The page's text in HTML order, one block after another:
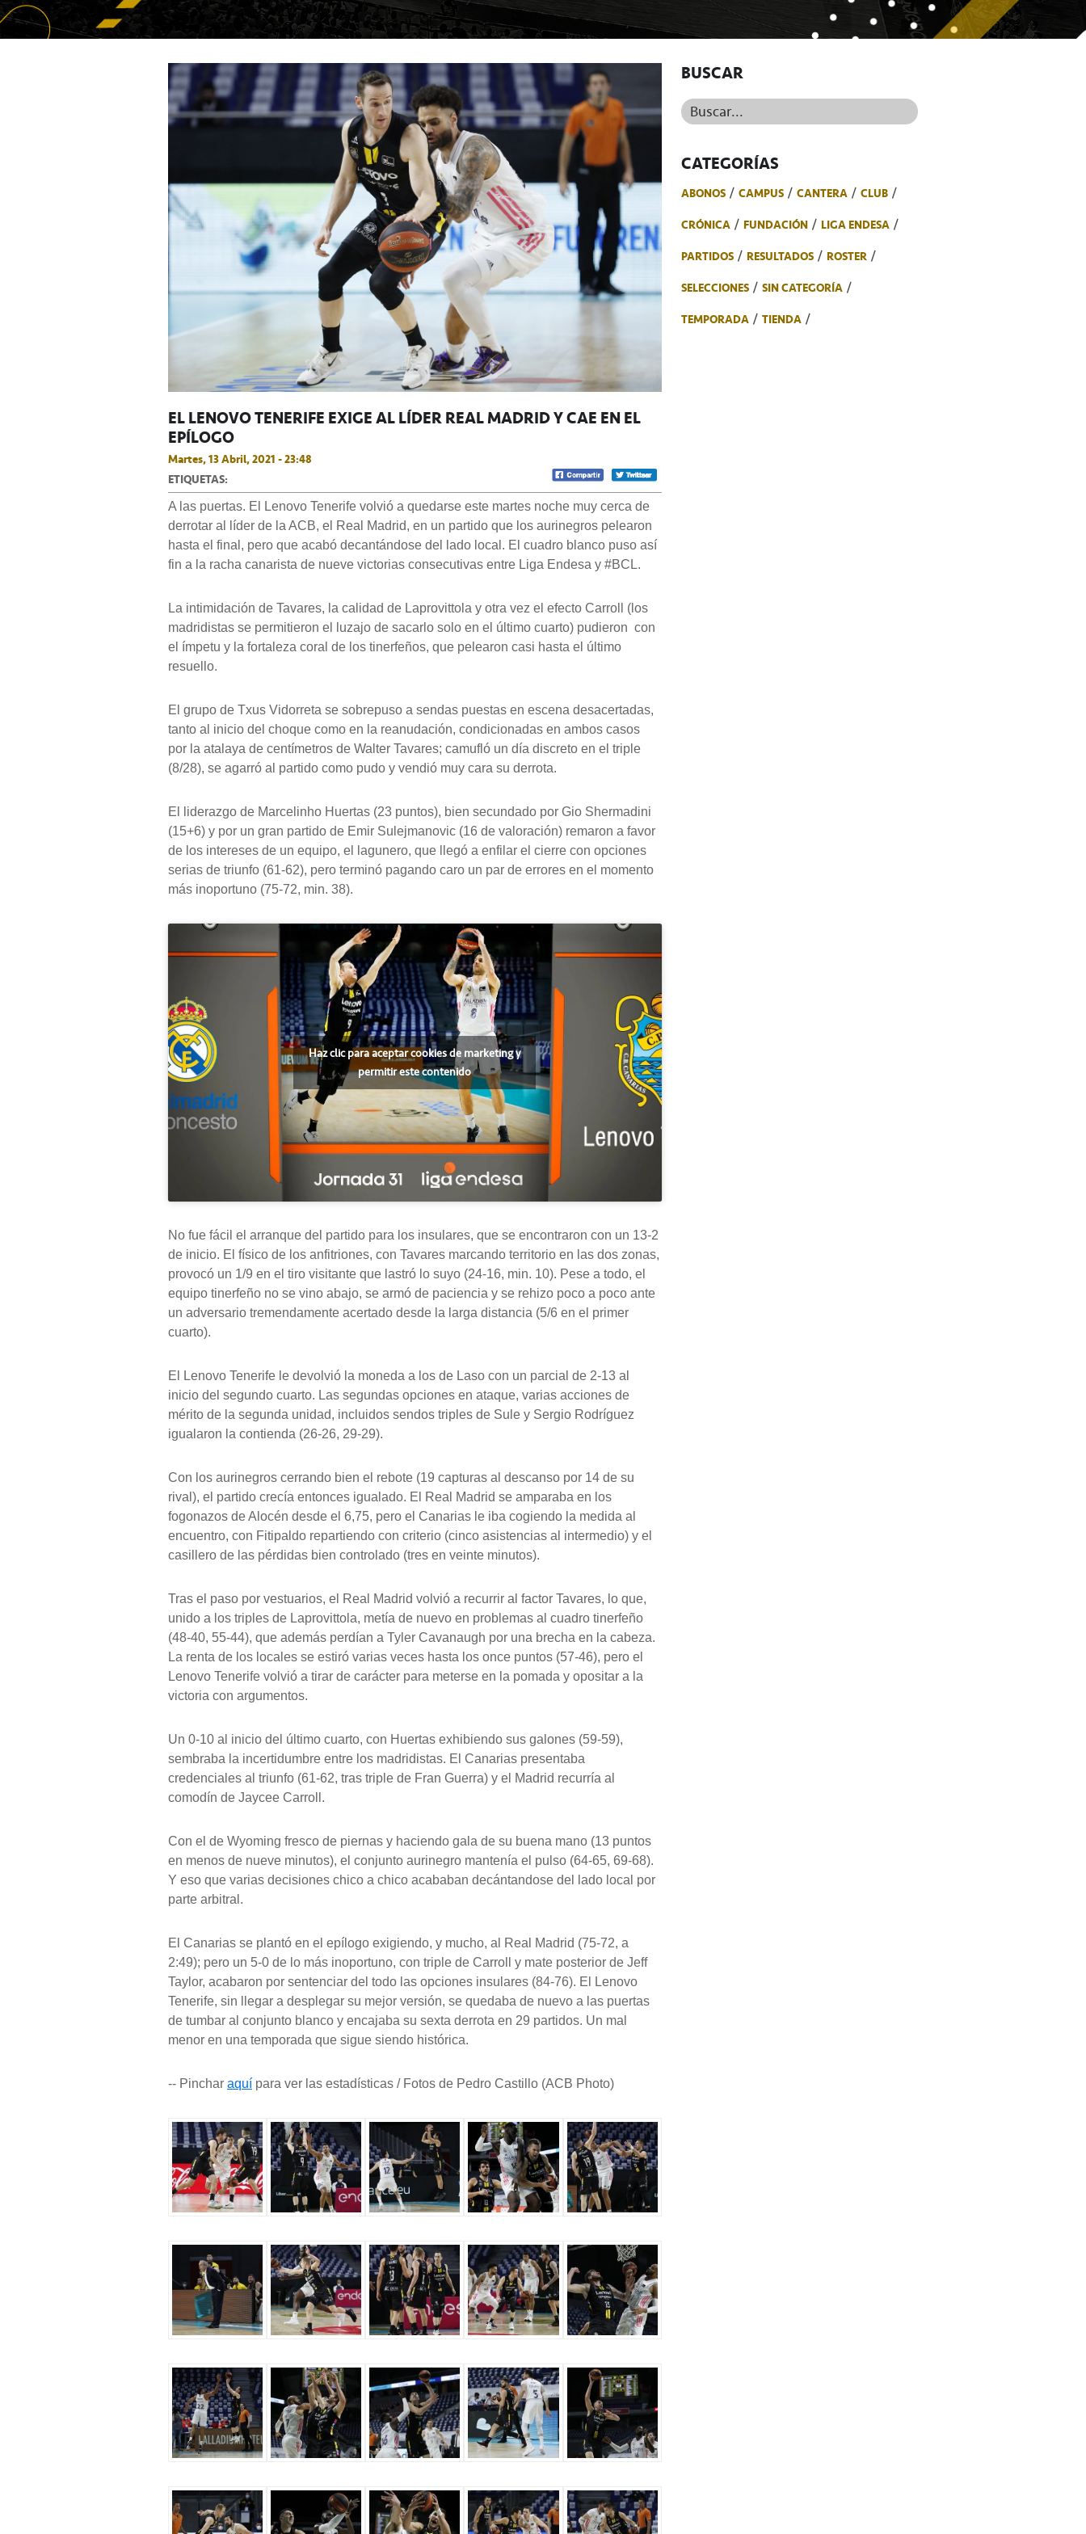
EL LENOVO TENERIFE EXIGE AL LÍDER REAL MADRID Y CAE EN EL
EPÍLOGO
Martes, 13 Abril, 2021 - 23:48
ETIQUETAS:
A las puertas. El Lenovo Tenerife volvió a quedarse este martes noche muy cerca de
derrotar al líder de la ACB, el Real Madrid, en un partido que los aurinegros pelearon
hasta el final, pero que acabó decantándose del lado local. El cuadro blanco puso así
fin a la racha canarista de nueve victorias consecutivas entre Liga Endesa y #BCL.
La intimidación de Tavares, la calidad de Laprovittola y otra vez el efecto Carroll (los
madridistas se permitieron el luzajo de sacarlo solo en el último cuarto) pudieron con
el ímpetu y la fortaleza coral de los tinerfeños, que pelearon casi hasta el último
resuello.
El grupo de Txus Vidorreta se sobrepuso a sendas puestas en escena desacertadas,
tanto al inicio del choque como en la reanudación, condicionadas en ambos casos
por la atalaya de centímetros de Walter Tavares; camufló un día discreto en el triple
(8/28), se agarró al partido como pudo y vendió muy cara su derrota.
El liderazgo de Marcelinho Huertas (23 puntos), bien secundado por Gio Shermadini
(15+6) y por un gran partido de Emir Sulejmanovic (16 de valoración) remaron a favor
de los intereses de un equipo, el lagunero, que llegó a enfilar el cierre con opciones
serias de triunfo (61-62), pero terminó pagando caro un par de errores en el momento
más inoportuno (75-72, min. 38).
Haz clic para aceptar cookies de marketing y
permitir este contenido
No fue fácil el arranque del partido para los insulares, que se encontraron con un 13-2
de inicio. El físico de los anfitriones, con Tavares marcando territorio en las dos zonas,
provocó un 1/9 en el tiro visitante que lastró lo suyo (24-16, min. 10). Pese a todo, el
equipo tinerfeño no se vino abajo, se armó de paciencia y se rehizo poco a poco ante
un adversario tremendamente acertado desde la larga distancia (5/6 en el primer
cuarto).
El Lenovo Tenerife le devolvió la moneda a los de Laso con un parcial de 2-13 al
inicio del segundo cuarto. Las segundas opciones en ataque, varias acciones de
mérito de la segunda unidad, incluidos sendos triples de Sule y Sergio Rodríguez
igualaron la contienda (26-26, 29-29).
Con los aurinegros cerrando bien el rebote (19 capturas al descanso por 14 de su
rival), el partido crecía entonces igualado. El Real Madrid se amparaba en los
fogonazos de Alocén desde el 6,75, pero el Canarias le iba cogiendo la medida al
encuentro, con Fitipaldo repartiendo con criterio (cinco asistencias al intermedio) y el
casillero de las pérdidas bien controlado (tres en veinte minutos).
Tras el paso por vestuarios, el Real Madrid volvió a recurrir al factor Tavares, lo que,
unido a los triples de Laprovittola, metía de nuevo en problemas al cuadro tinerfeño
(48-40, 55-44), que además perdían a Tyler Cavanaugh por una brecha en la cabeza.
La renta de los locales se estiró varias veces hasta los once puntos (57-46), pero el
Lenovo Tenerife volvió a tirar de carácter para meterse en la pomada y opositar a la
victoria con argumentos.
Un 0-10 al inicio del último cuarto, con Huertas exhibiendo sus galones (59-59),
sembraba la incertidumbre entre los madridistas. El Canarias presentaba
credenciales al triunfo (61-62, tras triple de Fran Guerra) y el Madrid recurría al
comodín de Jaycee Carroll.
Con el de Wyoming fresco de piernas y haciendo gala de su buena mano (13 puntos
en menos de nueve minutos), el conjunto aurinegro mantenía el pulso (64-65, 69-68).
Y eso que varias decisiones chico a chico acababan decántandose del lado local por
parte arbitral.
El Canarias se plantó en el epílogo exigiendo, y mucho, al Real Madrid (75-72, a
2:49); pero un 5-0 de lo más inoportuno, con triple de Carroll y mate posterior de Jeff
Taylor, acabaron por sentenciar del todo las opciones insulares (84-76). El Lenovo
Tenerife, sin llegar a desplegar su mejor versión, se quedaba de nuevo a las puertas
de tumbar al conjunto blanco y encajaba su sexta derrota en 29 partidos. Un mal
menor en una temporada que sigue siendo histórica.
-- Pinchar aquí para ver las estadísticas / Fotos de Pedro Castillo (ACB Photo)
BUSCAR
Buscar...
CATEGORÍAS
ABONOS CAMPUS CANTERA
CLUB
CRÓNICA
FUNDACIÓN
LIGA ENDESA
PARTIDOS
RESULTADOS
ROSTER
SELECCIONES
SIN CATEGORÍA
TEMPORADA
TIENDA